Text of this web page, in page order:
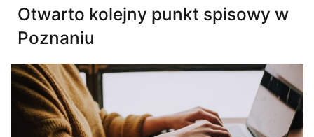
Otwarto kolejny punkt spisowy w
Poznaniu